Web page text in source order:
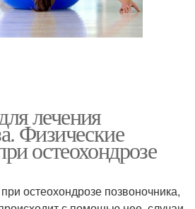
лечения
Физические
остеохондрозе
остеохондрозе позвоночника,